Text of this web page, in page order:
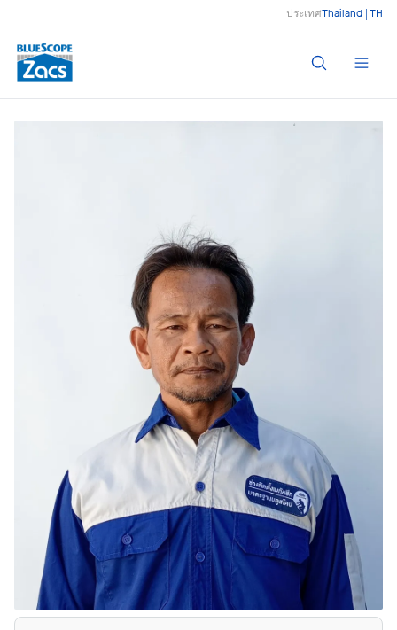
ประเทศThailand | TH